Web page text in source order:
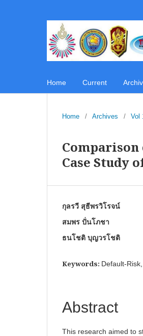
Home Current
Home / Archives / Vol
Case Study
กุลรวี สุธีพรวิโรจน์
สมพร ปั่นโภชา
ธนโชติ บุญวรโชติ
Keywords: Default-
Abstract
This research aimed to